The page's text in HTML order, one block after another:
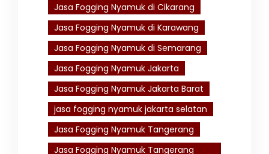
Jasa Fogging Nyamuk di Cikarang
Jasa Fogging Nyamuk di Karawang
Jasa Fogging Nyamuk di Semarang
Jasa Fogging Nyamuk Jakarta
Jasa Fogging Nyamuk Jakarta Barat
jasa fogging nyamuk jakarta selatan
Jasa Fogging Nyamuk Tangerang
Jasa Fogging Nyamuk Tangerang